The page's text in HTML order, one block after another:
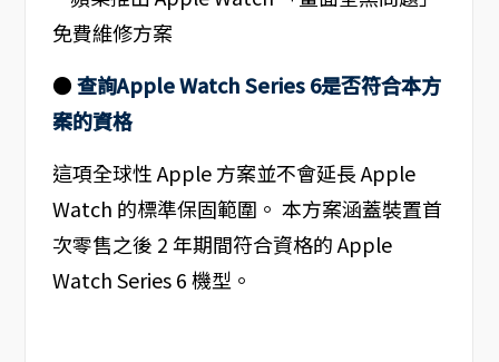
●查詢Apple Watch Series 6是否符合本方
案的資格
這項全球性 Apple 方案並不會延長 Apple
Watch 的標準保固範圍。 本方案涵蓋裝置首
次零售之後 2 年期間符合資格的 Apple
Watch Series 6 機型。